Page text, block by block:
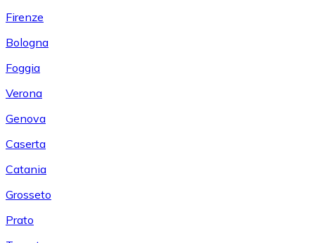
Firenze
Bologna
Foggia
Verona
Genova
Caserta
Catania
Grosseto
Prato